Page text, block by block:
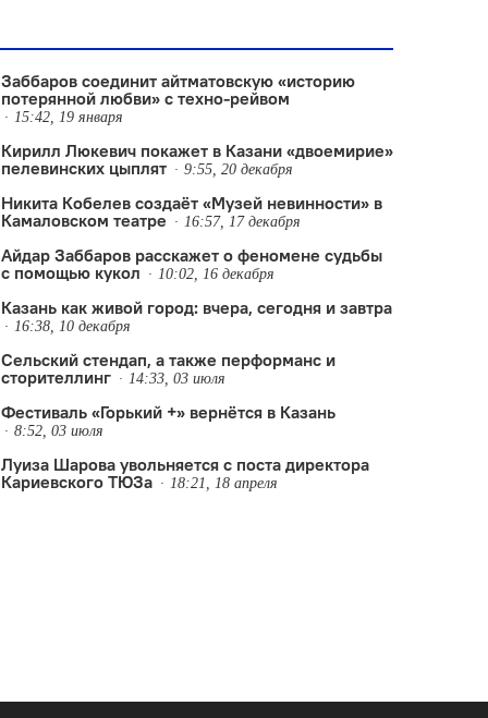
Заббаров соединит айтматовскую «историю
потерянной любви» с техно-рейвом
15:42, 19 января
Кирилл Люкевич покажет в Казани «двоемирие»
пелевинских цыплят
9:55, 20 декабря
Никита Кобелев создаёт «Музей невинности» в
Камаловском театре
16:57, 17 декабря
Айдар Заббаров расскажет о феномене судьбы
с помощью кукол
10:02, 16 декабря
Казань как живой город: вчера, сегодня и завтра
16:38, 10 декабря
Сельский стендап, а также перформанс и
сторителлинг
14:33, 03 июля
Фестиваль «Горький +» вернётся в Казань
8:52, 03 июля
Луиза Шарова увольняется с поста директора
Кариевского ТЮЗа
18:21, 18 апреля